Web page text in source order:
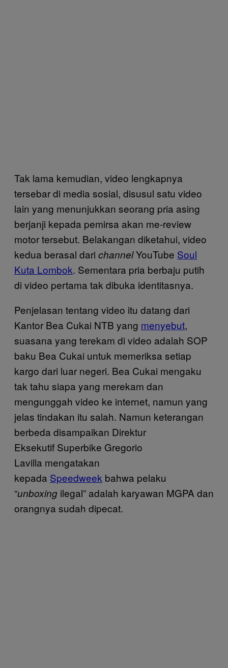
Tak lama kemudian, video lengkapnya
tersebar di media sosial, disusul satu video
lain yang menunjukkan seorang pria asing
berjanji kepada pemirsa akan me-review
motor tersebut. Belakangan diketahui, video
kedua berasal dari channelYouTube Soul
Kuta Lombok. Sementara pria berbaju putih
di video pertama tak dibuka identitasnya.
Penjelasan tentang video itu datang dari
Kantor Bea Cukai NTB yang menyebut,
suasana yang terekam di video adalah SOP
baku Bea Cukai untuk memeriksa setiap
kargo dari luar negeri. Bea Cukai mengaku
tak tahu siapa yang merekam dan
mengunggah video ke internet, namun yang
jelas tindakan itu salah. Namun keterangan
berbeda disampaikan Direktur
Eksekutif Superbike Gregorio
Lavilla mengatakan
kepada Speedweek bahwa pelaku
“unboxing ilegal” adalah karyawan MGPA dan
orangnya sudah dipecat.